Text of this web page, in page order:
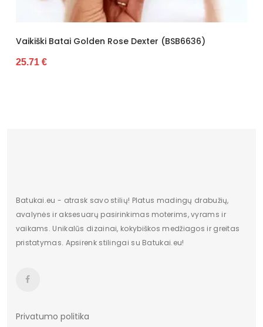
Vaikiški Batai Golden Rose Dexter (BSB6636)
25.71 €
Batukai.eu - atrask savo stilių! Platus madingų drabužių,
avalynės ir aksesuarų pasirinkimas moterims, vyrams ir
vaikams. Unikalūs dizainai, kokybiškos medžiagos ir greitas
pristatymas. Apsirenk stilingai su Batukai.eu!
Privatumo politika